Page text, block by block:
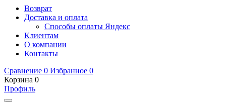
Возврат
Доставка и оплата
Способы оплаты Яндекс
Клиентам
О компании
Контакты
Сравнение 0 Избранное 0
Корзина 0
Профиль